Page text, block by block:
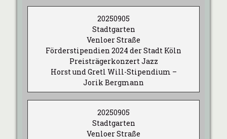
20250905
Stadtgarten
Venloer Straße
Förderstipendien 2024 der Stadt Köln
Preisträgerkonzert Jazz
Horst und Gretl Will-Stipendium –
Jorik Bergmann
20250905
Stadtgarten
Venloer Straße